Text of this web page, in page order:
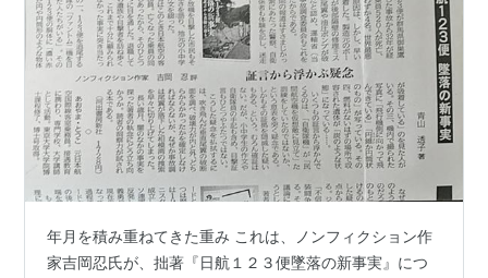
年月を積み重ねてきた重み これは、ノンフィクション作
家吉岡忍氏が、拙著『日航１２３便墜落の新事実』につ